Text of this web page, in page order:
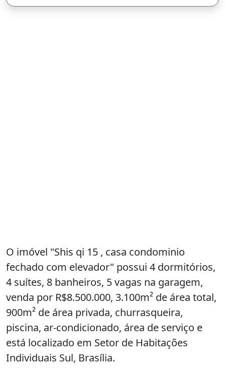
O imóvel "Shis qi 15 , casa condominio
fechado com elevador" possui 4 dormitórios,
4 suítes, 8 banheiros, 5 vagas na garagem,
venda por R$8.500.000, 3.100m² de área total,
900m² de área privada, churrasqueira,
piscina, ar-condicionado, área de serviço e
está localizado em Setor de Habitações
Individuais Sul, Brasília.